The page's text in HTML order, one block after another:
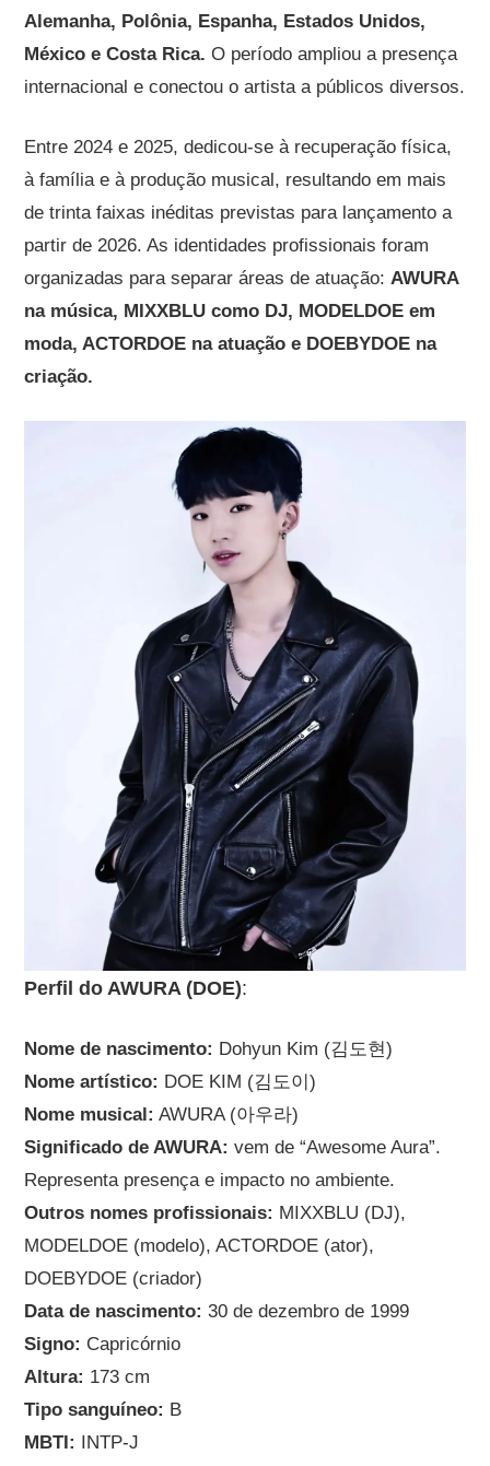
Alemanha, Polônia, Espanha, Estados Unidos,
México e Costa Rica. O período ampliou a presença
internacional e conectou o artista a públicos diversos.
Entre 2024 e 2025, dedicou-se à recuperação física,
à família e à produção musical, resultando em mais
de trinta faixas inéditas previstas para lançamento a
partir de 2026. As identidades profissionais foram
organizadas para separar áreas de atuação: AWURA
na música, MIXXBLU como DJ, MODELDOE em
moda, ACTORDOE na atuação e DOEBYDOE na
criação.
Perfil do AWURA (DOE):
Nome de nascimento: Dohyun Kim (김도현)
Nome artístico: DOE KIM (김도이)
Nome musical: AWURA (아우라)
Significado de AWURA: vem de “Awesome Aura”.
Representa presença e impacto no ambiente.
Outros nomes profissionais: MIXXBLU (DJ),
MODELDOE (modelo), ACTORDOE (ator),
DOEBYDOE (criador)
Data de nascimento:30 de dezembro de 1999
Signo: Capricórnio
Altura: 173 cm
Tipo sanguíneo: B
MBTI:
INTP-J